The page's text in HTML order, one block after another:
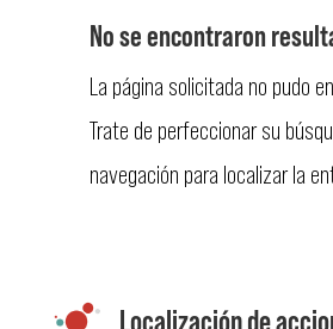
No se encontraron
La página solicitada no pudo
Trate de perfeccionar su
navegación para localizar la
Localización de